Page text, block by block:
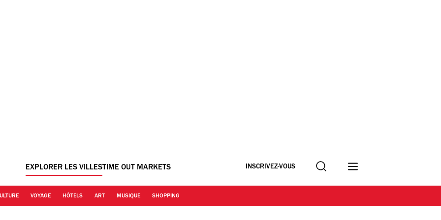
EXPLORER LES VILLESTIME OUT MARKETS INSCRIVEZ-VOUS Recherche
VOYAGE HÔTELS ART MUSIQUE SHOPPING